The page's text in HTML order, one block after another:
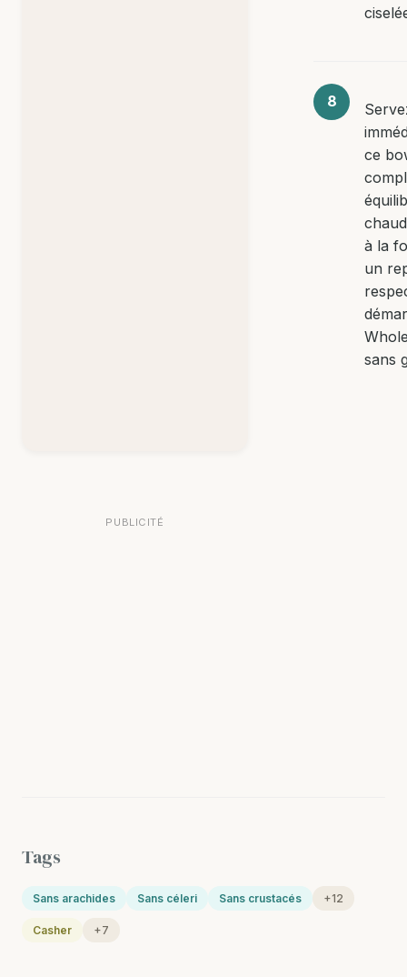
PUBLICITÉ
ce
à la
un
sans
Tags
Sans arachides Sans céleri Sans crustacés +12
Casher +7